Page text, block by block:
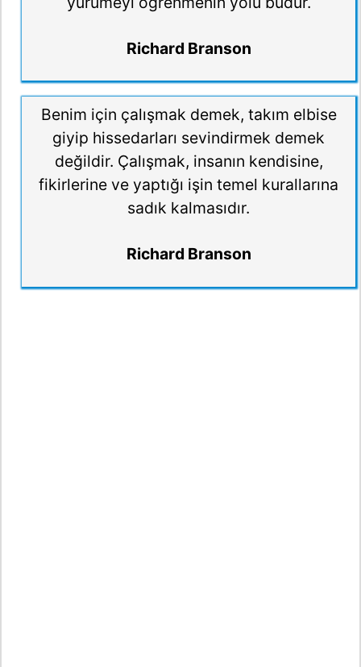
Richard Branson
Benim için çalışmak demek, takım elbise
giyip hissedarları sevindirmek demek
değildir. Çalışmak, insanın kendisine,
fikirlerine ve yaptığı işin temel kurallarına
sadık kalmasıdır.
Richard Branson